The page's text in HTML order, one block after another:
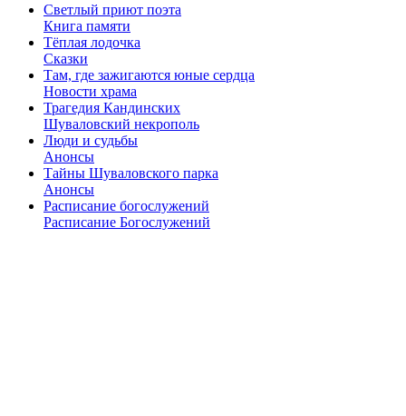
Светлый приют поэта
Книга памяти
Тёплая лодочка
Сказки
Там, где зажигаются юные сердца
Новости храма
Трагедия Кандинских
Шуваловский некрополь
Люди и судьбы
Анонсы
Тайны Шуваловского парка
Анонсы
Расписание богослужений
Расписание Богослужений